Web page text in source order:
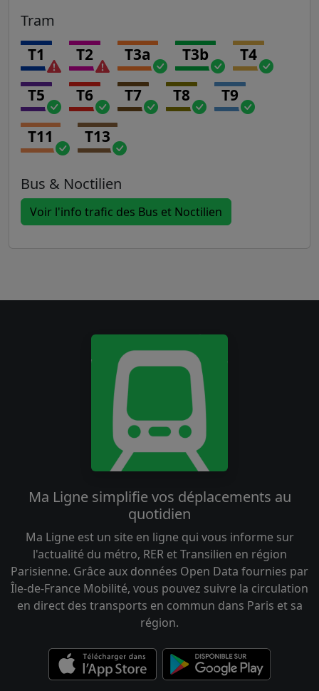
Tram
T1 T2 T3a T3b T4
T5 T6 T7 T8 T9
T11 T13
Bus & Noctilien
Voir l'info trafic des Bus et Noctilien
Ma Ligne simplifie vos déplacements au
quotidien
Ma Ligne est un site en ligne qui vous informe sur
l'actualité du métro, RER et Transilien en région
Parisienne. Grâce aux données Open Data fournies par
Île-de-France Mobilité, vous pouvez suivre la circulation
en direct des transports en commun dans Paris et sa
région.